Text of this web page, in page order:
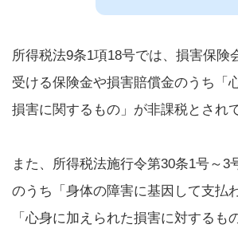
所得税法9条1項18号では、損害保険
受ける保険金や損害賠償金のうち「
損害に関するもの」が非課税とされ
また、所得税法施行令第30条1号～3
のうち「身体の障害に基因して支払
「心身に加えられた損害に対するも